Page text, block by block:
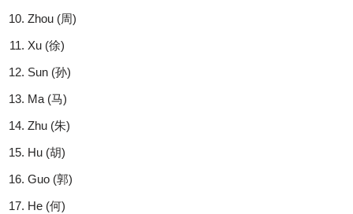
Zhou (周)
Xu (徐)
Sun (孙)
Ma (马)
Zhu (朱)
Hu (胡)
Guo (郭)
He (何)